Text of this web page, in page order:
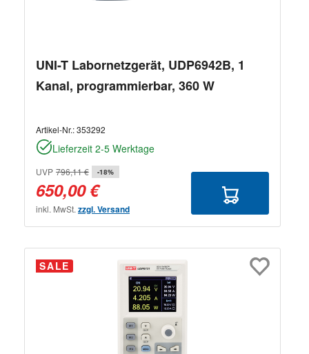
UNI-T Labornetzgerät, UDP6942B, 1
Kanal, programmierbar, 360 W
Artikel-Nr.:353292
Lieferzeit 2-5 Werktage
UVP 796,11 € -18%
650,00 €
inkl. MwSt. zzgl. Versand
SALE